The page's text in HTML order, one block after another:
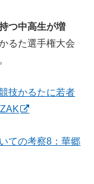
つ中高生が増
るた選手権大会
技かるたに若者
ての考察8：華郷